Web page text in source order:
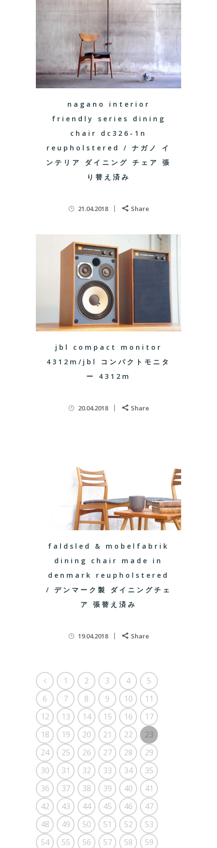
nagano interior
friendly series dining
chair dc326-1n
reupholstered / ナガノ イ
ンテリア ダイニング チェア 張
り替え済み
21.04.2018 Share
jbl compact monitor
4312m/jbl コンパクトモニタ
ー 4312m
20.04.2018 Share
faldsled & mobelfabrik
dining chair made in
denmark reupholstered
/ デンマーク製 ダイニングチェ
ア 張替え済み
19.04.2018 Share
1 2 3 4
5
6
7 8 9 10
11
12
13 14 15 16
17
18
19 20 21 22
23
24
25 26 27 28
29
30
31 32 33 34
35
36
37 38 39 40
41
42
43 44 45 46
47
48
49 50 51 52
53
54
55 56 57 58
59